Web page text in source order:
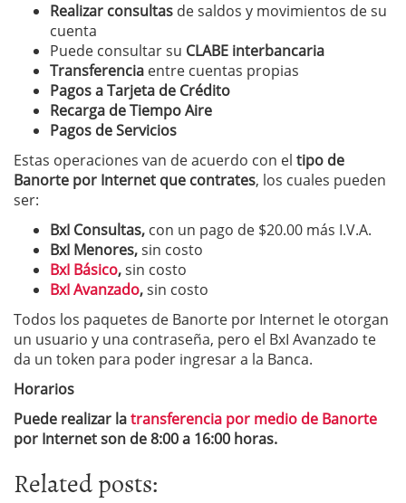
Realizar consultas de saldos y movimientos de su
cuenta
Puede consultar su CLABE interbancaria
Transferencia entre cuentas propias
Pagos a Tarjeta de Crédito
Recarga de Tiempo Aire
Pagos de Servicios
Estas operaciones van de acuerdo con el tipo de
Banorte por Internet que contrates, los cuales pueden
ser:
BxI Consultas, con un pago de $20.00 más I.V.A.
BxI Menores,sin costo
BxI Básico,sin costo
BxI Avanzado,sin costo
Todos los paquetes de Banorte por Internet le otorgan
un usuario y una contraseña, pero el BxI Avanzado te
da un token para poder ingresar a la Banca.
Horarios
Puede realizar latransferencia por medio de Banorte
por Internet son de 8:00 a 16:00 horas.
Related posts: